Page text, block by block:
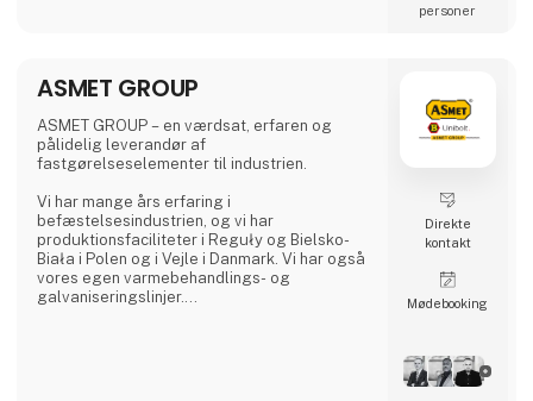
personer
ASMET GROUP
ASMET GROUP – en værdsat, erfaren og
pålidelig leverandør af
fastgørelseselementer til industrien.
Vi har mange års erfaring i
befæstelsesindustrien, og vi har
produktionsfaciliteter i Reguły og Bielsko-
Biała i Polen og i Vejle i Danmark. Vi har også
vores egen varmebehandlings- og
galvaniseringslinjer.
Direkte
kontakt
Møde­booking